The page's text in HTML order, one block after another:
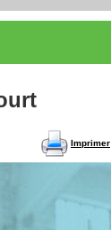
Imprimer